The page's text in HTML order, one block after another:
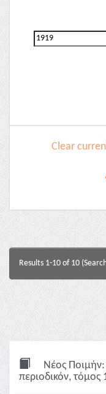
Clear
Results 1-10 of 10
Νέος
περιοδικόν, τόμος